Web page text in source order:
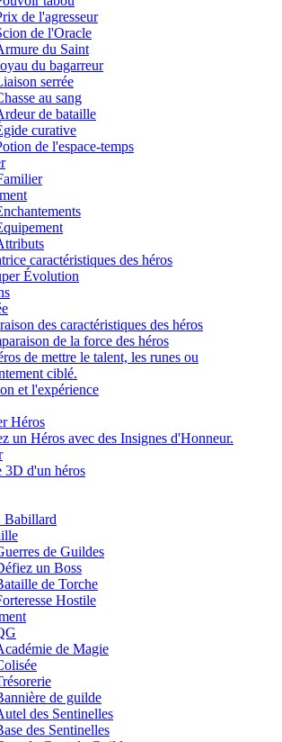
de l'agresseur
de l'Oracle
du Saint
du bagarreur
serrée
au sang
de bataille
curative
de l'espace-temps
caractéristiques des héros
Évolution
des caractéristiques des héros
de la force des héros
de mettre le talent, les runes ou
ciblé.
et l'expérience
Héros
un Héros avec des Insignes d'Honneur.
3D d'un héros
Babillard
de Guildes
un Boss
de Torche
Hostile
de Magie
de guilde
des Sentinelles
des Sentinelles